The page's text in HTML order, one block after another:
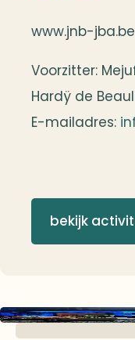
www.jnb-jba.be
Voorzitter:
Hardÿ de
E-mailadres:
bekijk